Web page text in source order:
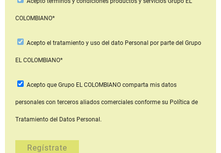
COLOMBIANO*
Acepto el tratamiento y uso del dato Personal por parte del Grupo
EL COLOMBIANO*
Acepto que Grupo EL COLOMBIANOcomparta mis datos
personales con terceros aliados comerciales conforme su Política de
Tratamiento del Datos Personal.